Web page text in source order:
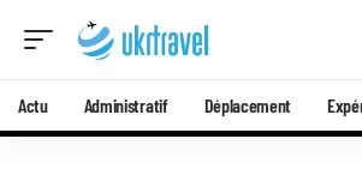
Actu Administratif Déplacement